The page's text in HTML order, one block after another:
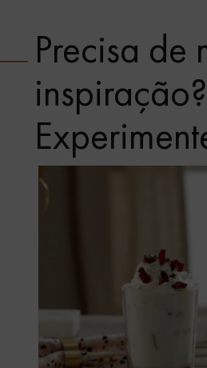
Precisa de
inspiração?